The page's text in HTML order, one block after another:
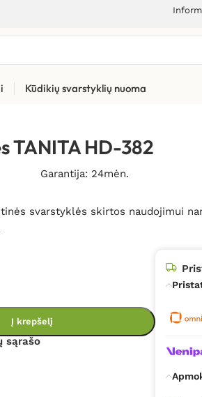
Kūdikių svarstyklių nuoma
TANITA HD-382
Garantija: 24mėn.
svarstyklės skirtos naudojimui
Į krepšelį
sąrašo